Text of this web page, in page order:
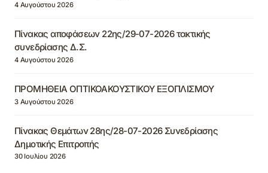
4 Αυγούστου 2026
Πίνακας αποφάσεων 22ης/29-07-2026 τακτικής
συνεδρίασης Δ.Σ.
4 Αυγούστου 2026
ΠΡΟΜΗΘΕΙΑ ΟΠΤΙΚΟΑΚΟΥΣΤΙΚΟΥ ΕΞΟΠΛΙΣΜΟΥ
3 Αυγούστου 2026
Πίνακας Θεμάτων 28ης/28-07-2026 Συνεδρίασης
Δημοτικής Επιτροπής
30 Ιουλίου 2026